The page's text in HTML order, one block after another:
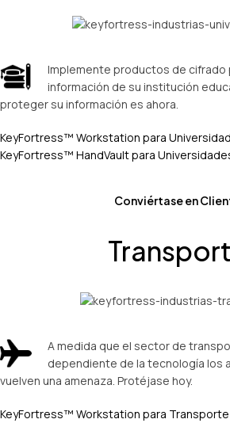
Implemente productos de cifrado
información de su institución
proteger su información es ahora.
KeyFortress™ Workstation para
KeyFortress™ HandVault para
Conviértase en
A medida que el sector de
dependiente de la tecnología los
vuelven una amenaza. Protéjase hoy.
KeyFortress™ Workstation para Transporte